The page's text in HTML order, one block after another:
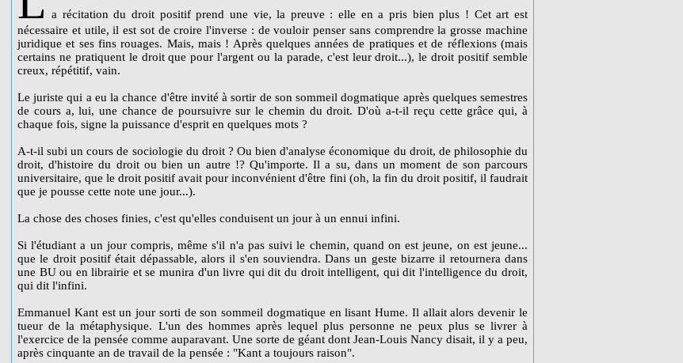
a récitation du droit positif prend une vie, la preuve : elle en a pris bien plus ! Cet art est
nécessaire et utile, il est sot de croire l'inverse : de vouloir penser sans comprendre la grosse machine
juridique et ses fins rouages. Mais, mais ! Après quelques années de pratiques et de réflexions (mais
certains ne pratiquent le droit que pour l'argent ou la parade, c'est leur droit...), le droit positif semble
creux, répétitif, vain.
Le juriste qui a eu la chance d'être invité à sortir de son sommeil dogmatique après quelques semestres
de cours a, lui, une chance de poursuivre sur le chemin du droit. D'où a-t-il reçu cette grâce qui, à
chaque fois, signe la puissance d'esprit en quelques mots ?
A-t-il subi un cours de sociologie du droit ? Ou bien d'analyse économique du droit, de philosophie du
droit, d'histoire du droit ou bien un autre !? Qu'importe. Il a su, dans un moment de son parcours
universitaire, que le droit positif avait pour inconvénient d'être fini (oh, la fin du droit positif, il faudrait
que je pousse cette note une jour...).
La chose des choses finies, c'est qu'elles conduisent un jour à un ennui infini.
Si l'étudiant a un jour compris, même s'il n'a pas suivi le chemin, quand on est jeune, on est jeune...
que le droit positif était dépassable, alors il s'en souviendra. Dans un geste bizarre il retournera dans
une BU ou en librairie et se munira d'un livre qui dit du droit intelligent, qui dit l'intelligence du droit,
qui dit l'infini.
Emmanuel Kant est un jour sorti de son sommeil dogmatique en lisant Hume. Il allait alors devenir le
tueur de la métaphysique. L'un des hommes après lequel plus personne ne peux plus se livrer à
l'exercice de la pensée comme auparavant. Une sorte de géant dont Jean-Louis Nancy disait, il y a peu,
après cinquante an de travail de la pensée : "Kant a toujours raison".